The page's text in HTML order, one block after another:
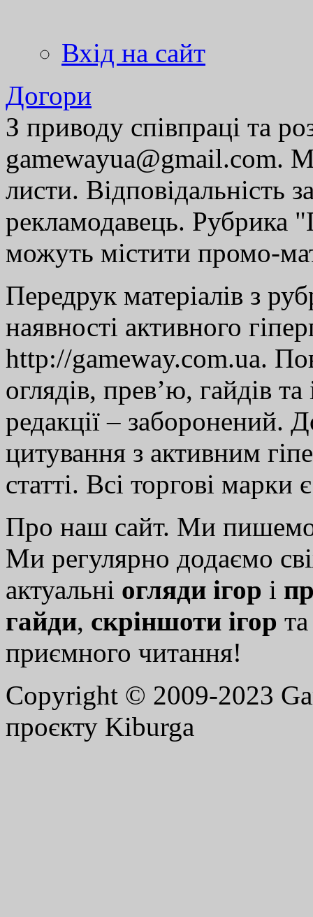
Вхід на сайт
Догори
З приводу співпраці та
gamewayua@gmail.com.
листи. Відповідальність
рекламодавець. Рубрика
можуть містити промо-
Передрук матеріалів з
наявності активного
http://gameway.com.ua.
оглядів, прев’ю, гайдів
редакції – заборонений.
цитування з активним
статті. Всі торгові марки
Про наш сайт. Ми
Ми регулярно додаємо
актуальні огляди ігор і
гайди, скріншоти ігор
приємного читання!
Copyright © 2009-2023
проєкту Kiburga